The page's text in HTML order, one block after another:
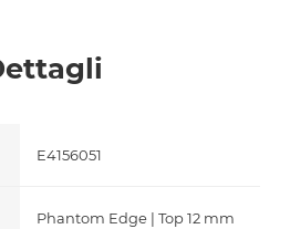
E4156051
Phantom Edge | Top 12 mm